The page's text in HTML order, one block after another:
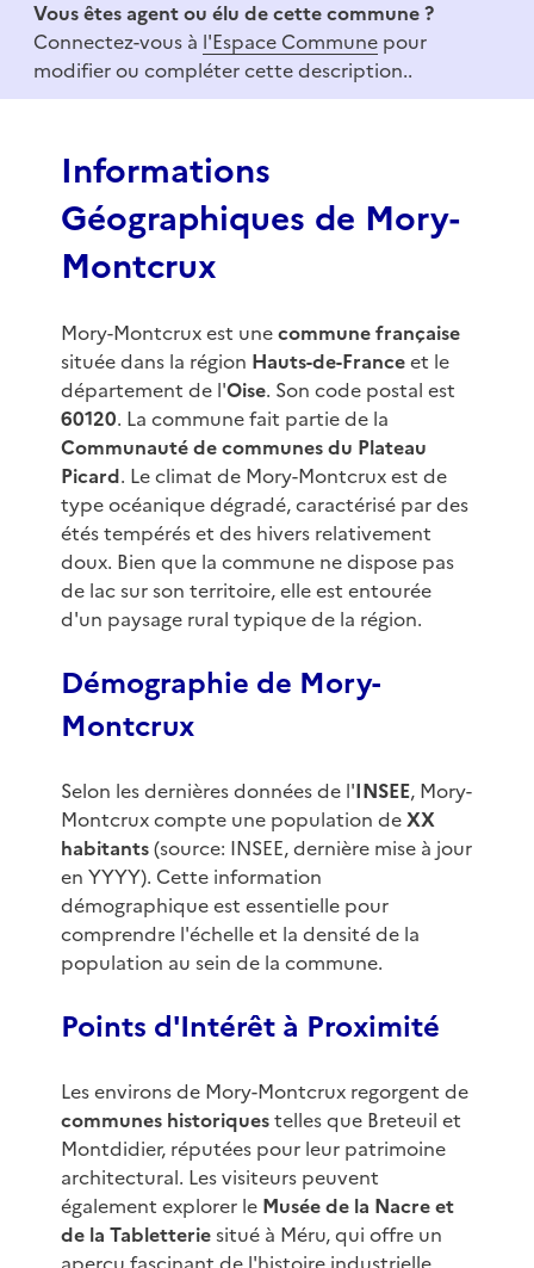
f
Vous êtes agent ou élu de cette commune ?
Connectez-vous à l'Espace Commune pour
modifier ou compléter cette description..
Informations
Géographiques de Mory-
Montcrux
Mory-Montcrux est unecommune française
située dans la région Hauts-de-Franceet le
département de l'Oise. Son code postal est
60120. La commune fait partie de la
Communauté de communes du Plateau
Picard. Le climat de Mory-Montcrux est de
type océanique dégradé, caractérisé par des
étés tempérés et des hivers relativement
doux. Bien que la commune ne dispose pas
de lac sur son territoire, elle est entourée
d'un paysage rural typique de la région.
Démographie de Mory-
Montcrux
Selon les dernières données de l'INSEE, Mory-
Montcrux compte une population deXX
habitants(source: INSEE, dernière mise à jour
en YYYY). Cette information
démographique est essentielle pour
comprendre l'échelle et la densité de la
population au sein de la commune.
Points d'Intérêt à Proximité
Les environs de Mory-Montcrux regorgent de
communes historiquestelles que Breteuil et
Montdidier, réputées pour leur patrimoine
architectural. Les visiteurs peuvent
également explorer le Musée de la Nacre et
de la Tabletteriesitué à Méru, qui offre un